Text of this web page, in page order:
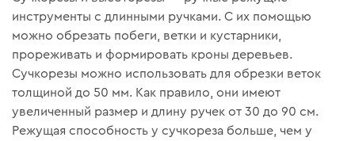
инструменты с длинными ручками. С их помощью
можно обрезать побеги, ветки и кустарники,
прореживать и формировать кроны деревьев.
Сучкорезы можно использовать для обрезки веток
толщиной до 50 мм. Как правило, они имеют
увеличенный размер и длину ручек от 30 до 90 см.
Режущая способность у сучкореза больше, чем у